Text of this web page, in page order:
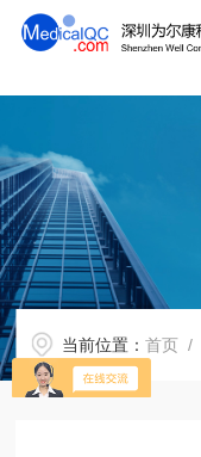
当前位置：首页 /